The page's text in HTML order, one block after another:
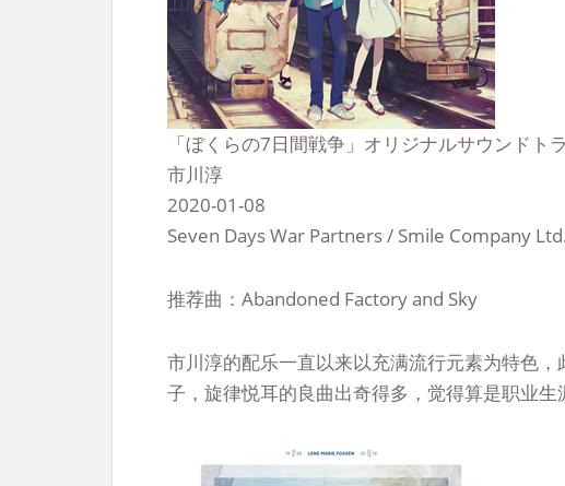
「ぼくらの7日間戦争」オリジナルサウンドト
市川淳
2020-01-08
Seven Days War Partners / Smile Company
推荐曲：Abandoned Factory and Sky
市川淳的配乐一直以来以充满流行元素为特色
子，旋律悦耳的良曲出奇得多，觉得算是职业生